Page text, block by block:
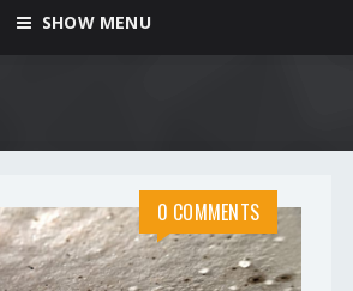
SHOW MENU
0 COMMENTS